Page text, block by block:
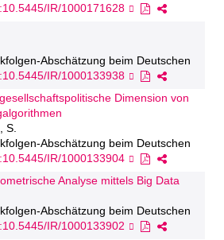
IR/1000171628
Abschätzung beim Deutschen
IR/1000133938
Dimension von
S.
Abschätzung beim Deutschen
IR/1000133904
Analyse mittels Big Data
Abschätzung beim Deutschen
IR/1000133902